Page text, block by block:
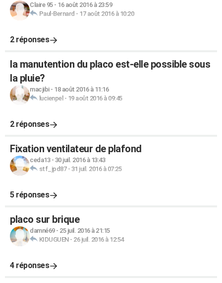
Claire 95- 16 août 2016 à 23:59
Paul-Bernard - 17 août 2016 à 10:20
2 réponses
la manutention du placo est-elle possible sous
la pluie?
macjibi- 18 août 2016 à 11:16
lucienpel - 19 août 2016 à 09:45
2 réponses
Fixation ventilateur de plafond
ceda13- 30 juil. 2016 à 13:43
stf_jpd87- 31 juil. 2016 à 07:25
5 réponses
placo sur brique
damné69- 25 juil. 2016 à 21:15
KIDUGUEN- 26 juil. 2016 à 12:54
4 réponses